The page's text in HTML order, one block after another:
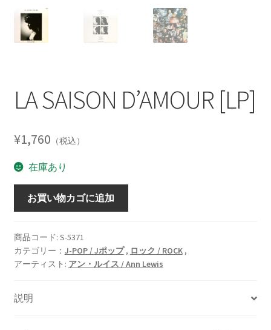
LA SAISON D’AMOUR [LP]
¥1,760 （税込）
在庫あり
SAISON
[LP]
個
お買い物カゴに追加
商品コード: S-5371
カテゴリー： J-POP / Jポップ, ロック / ROCK,
アーティスト: アン・ルイス / Ann Lewis
説明